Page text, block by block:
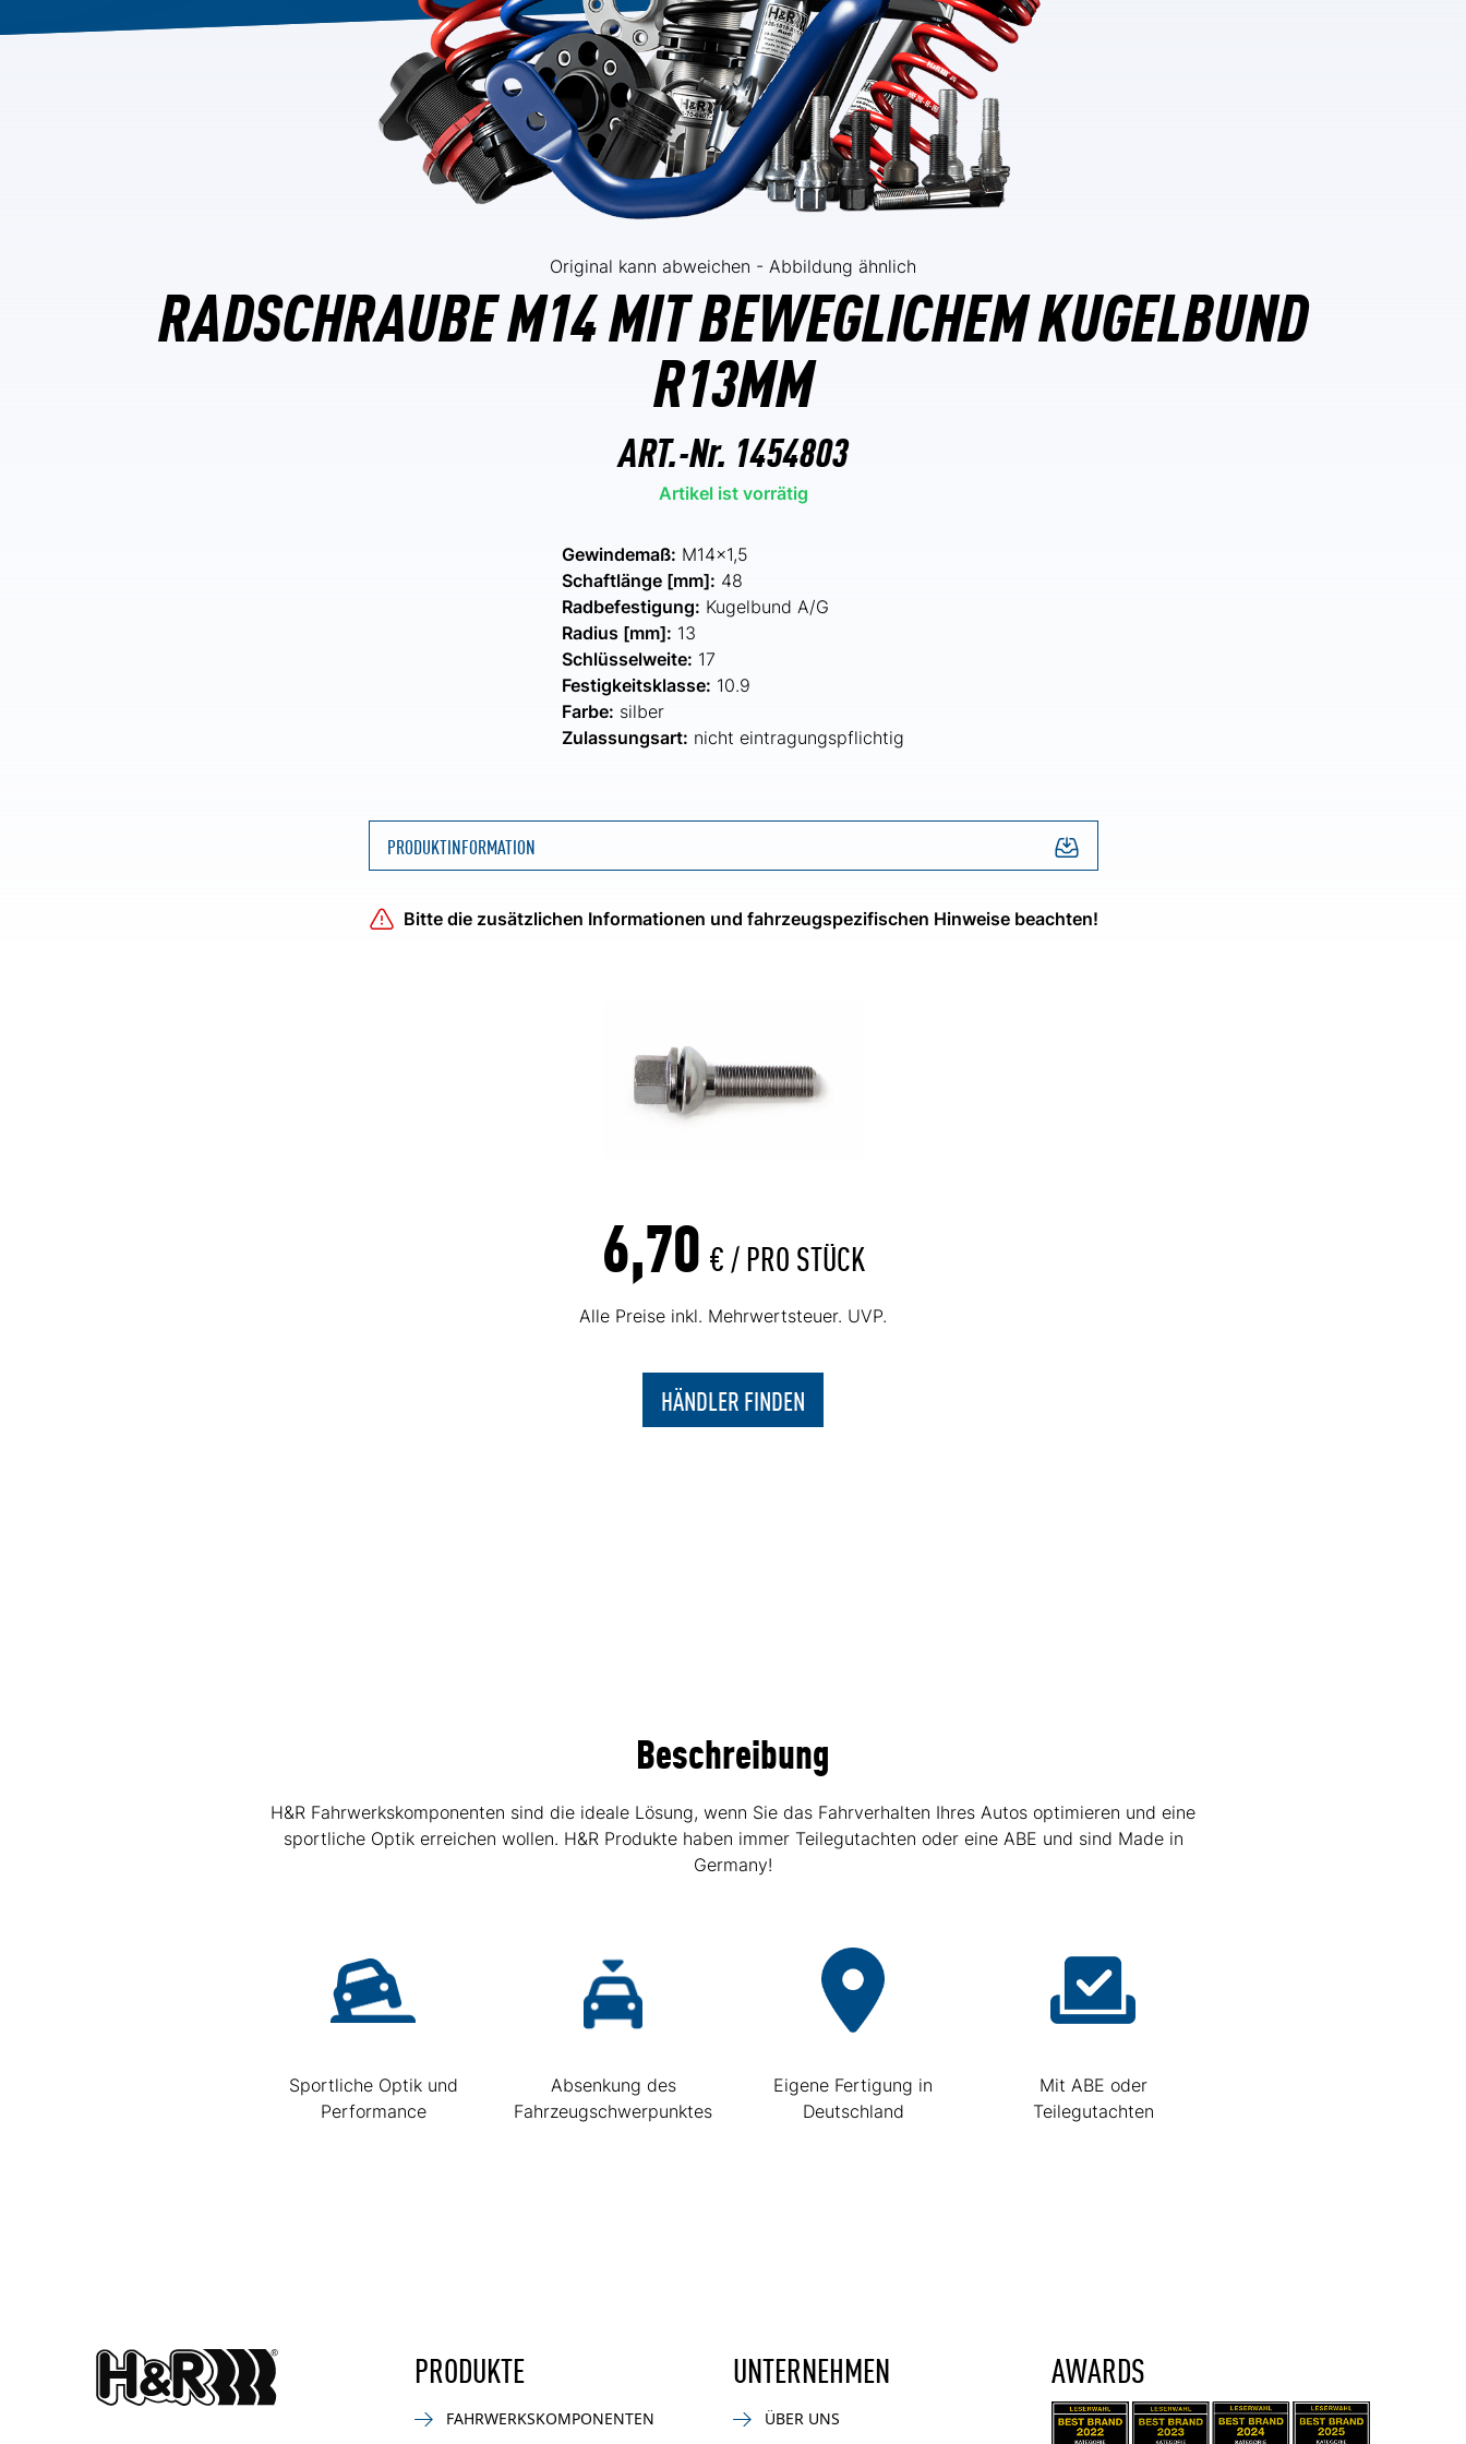
Original kann abweichen - Abbildung ähnlich
RADSCHRAUBE M14 MIT BEWEGLICHEM KUGELBUND
R13MM
ART.-Nr. 1454803
Artikel ist vorrätig
Gewindemaß: M14x1,5
Schaftlänge [mm]: 48
Radbefestigung: Kugelbund A/G
Radius [mm]: 13
Schlüsselweite: 17
Festigkeitsklasse: 10.9
Farbe: silber
Zulassungsart: nicht eintragungspflichtig
PRODUKTINFORMATION
Bitte die zusätzlichen Informationen und fahrzeugspezifischen Hinweise beachten!
6,70 € / PRO STÜCK
Alle Preise inkl. Mehrwertsteuer. UVP.
HÄNDLER FINDEN
Beschreibung
H&R Fahrwerkskomponenten sind die ideale Lösung, wenn Sie das Fahrverhalten Ihres Autos optimieren und eine
sportliche Optik erreichen wollen. H&R Produkte haben immer Teilegutachten oder eine ABE und sind Made in
Germany!
Sportliche Optik und
Performance
Absenkung des
Fahrzeugschwerpunktes
Eigene Fertigung in
Deutschland
Mit ABE oder
Teilegutachten
PRODUKTE
FAHRWERKSKOMPONENTEN
UNTERNEHMEN
ÜBER UNS
AWARDS